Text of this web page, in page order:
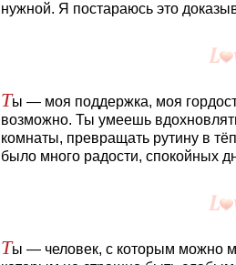
нужной. Я постараюсь это
Ты — моя поддержка, моя
возможно. Ты умеешь
комнаты, превращать рутину в
было много радости, спокойных
Ты — человек, с которым можно